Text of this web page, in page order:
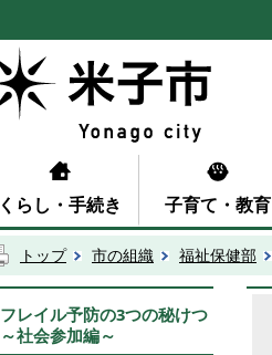
くらし・手続き 子育て・教育
トップ 市の組織 福祉保健部
フレイル予防の3つの秘けつ
～社会参加編～